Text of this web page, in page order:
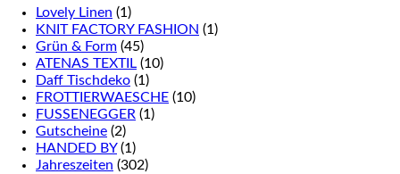
Lovely Linen (1)
KNIT FACTORY FASHION (1)
Grün & Form (45)
ATENAS TEXTIL (10)
Daff Tischdeko (1)
FROTTIERWAESCHE (10)
FUSSENEGGER (1)
Gutscheine (2)
HANDED BY (1)
Jahreszeiten (302)